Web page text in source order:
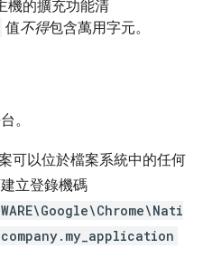
機的擴充功能清
值不得包含萬用字元。
。
可以位於檔案系統中的任何
立登錄機碼